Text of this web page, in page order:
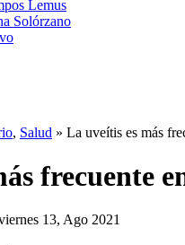
Lemus
Solórzano
, Salud » La uveítis es más
frecuente
13, Ago 2021